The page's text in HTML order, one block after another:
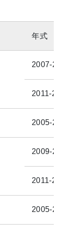
年式
2007-2010
2011-2013
2005-2008
2009-2010
2011-2013
2005-2008